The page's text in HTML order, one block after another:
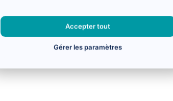
Paiements Comment fonctionne Virail ?
Accepter tout
Gérer les paramètres